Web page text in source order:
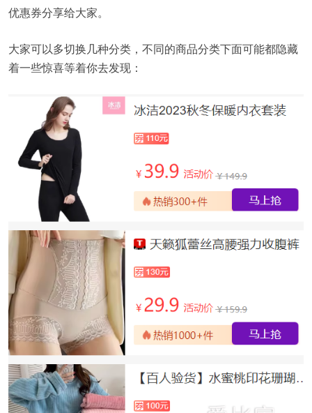
优惠券分享给大家。
大家可以多切换几种分类，不同的商品分类下面可能都隐藏
着一些惊喜等着你去发现：